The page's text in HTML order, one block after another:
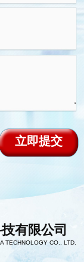
有限公司
TECHNOLOGY CO., LTD.